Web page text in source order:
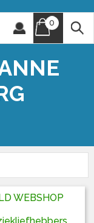
0
WEBSHOP